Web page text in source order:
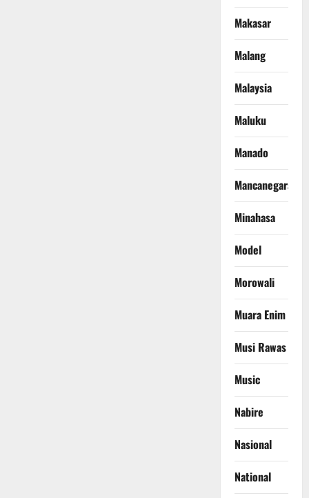
Makasar
Malang
Malaysia
Maluku
Manado
Mancanegara
Minahasa
Model
Morowali
Muara Enim
Musi Rawas
Music
Nabire
Nasional
National